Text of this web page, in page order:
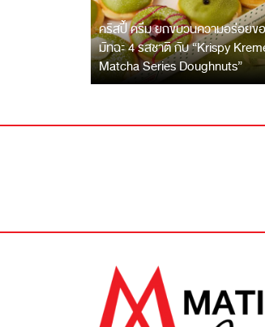
คริสปี้ ครีม ยกขบวนความอร่อยข
มัทฉะ 4 รสชาติ กับ “Krispy
Matcha Series Doughnuts”